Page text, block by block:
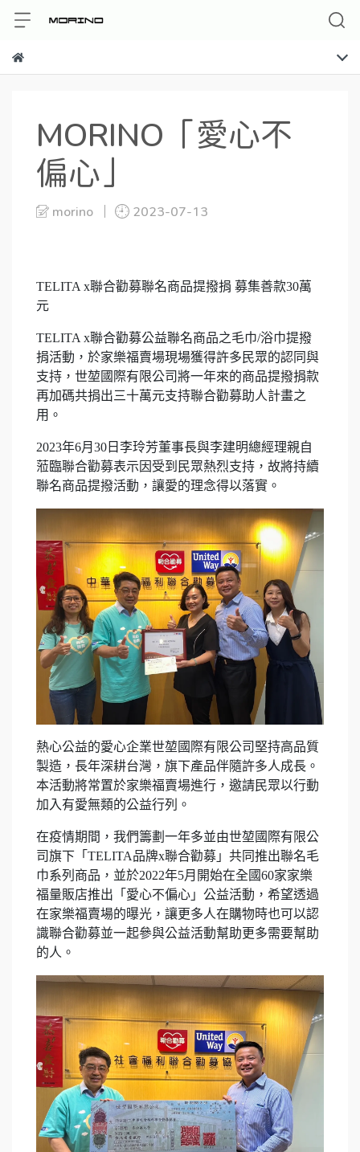
MORINO「愛心不
偏心」
morino 2023-07-13
TELITA x聯合勸募聯名商品提撥捐 募集善款30萬
元
TELITA x聯合勸募公益聯名商品之毛巾/浴巾提撥
捐活動，於家樂福賣場現場獲得許多民眾的認同與
支持，世堃國際有限公司將一年來的商品提撥捐款
再加碼共捐出三十萬元支持聯合勸募助人計畫之
用。
2023年6月30日李玲芳董事長與李建明總經理親自
蒞臨聯合勸募表示因受到民眾熱烈支持，故將持續
聯名商品提撥活動，讓愛的理念得以落實。
熱心公益的愛心企業世堃國際有限公司堅持高品質
製造，長年深耕台灣，旗下產品伴隨許多人成長。
本活動將常置於家樂福賣場進行，邀請民眾以行動
加入有愛無類的公益行列。
在疫情期間，我們籌劃一年多並由世堃國際有限公
司旗下「TELITA品牌x聯合勸募」共同推出聯名毛
巾系列商品，並於2022年5月開始在全國60家家樂
福量販店推出「愛心不偏心」公益活動，希望透過
在家樂福賣場的曝光，讓更多人在購物時也可以認
識聯合勸募並一起參與公益活動幫助更多需要幫助
的人。